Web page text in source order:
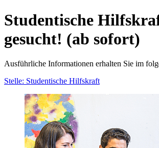
Studentische
gesucht! (ab sofort)
Ausführliche Informationen erhalten Sie im
Stelle: Studentische Hilfskraft